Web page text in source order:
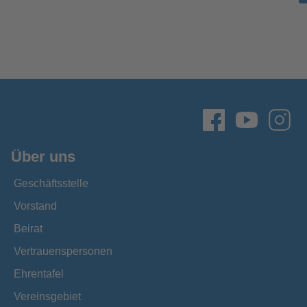
Über uns
Geschäftsstelle
Vorstand
Beirat
Vertrauenspersonen
Ehrentafel
Vereinsgebiet